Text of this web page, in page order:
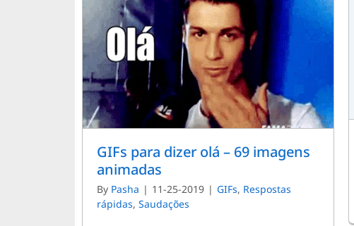
GIFs para dizer olá – 69 imagens
animadas
By Pasha | 11-25-2019 | GIFs, Respostas
rápidas, Saudações